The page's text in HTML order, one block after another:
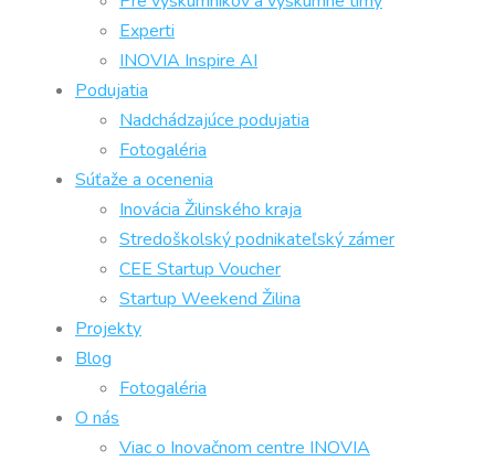
Experti
INOVIA Inspire AI
Podujatia
Nadchádzajúce podujatia
Fotogaléria
Súťaže a ocenenia
Inovácia Žilinského kraja
Stredoškolský podnikateľský zámer
CEE Startup Voucher
Startup Weekend Žilina
Projekty
Blog
Fotogaléria
O nás
Viac o Inovačnom centre INOVIA